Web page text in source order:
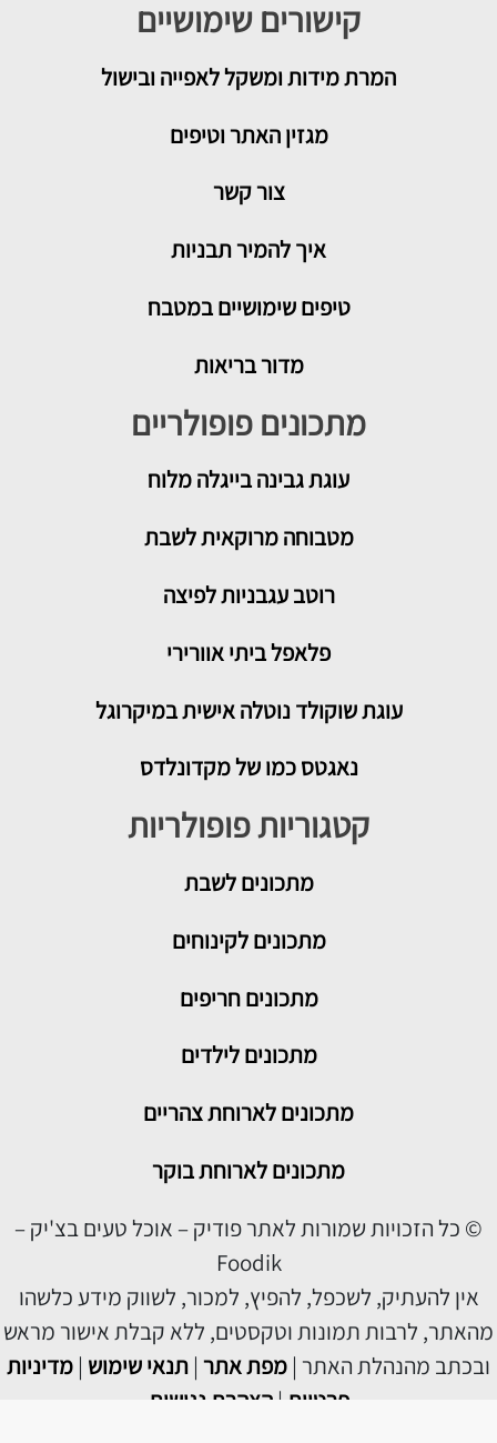
קישורים שימושיים
המרת מידות ומשקל לאפייה ובישול
מגזין האתר וטיפים
צור קשר
איך להמיר תבניות
טיפים שימושיים במטבח
מדור בריאות
מתכונים פופולריים
עוגת גבינה בייגלה מלוח
מטבוחה מרוקאית לשבת
רוטב עגבניות לפיצה
פלאפל ביתי אוורירי
עוגת שוקולד נוטלה אישית במיקרוגל
נאגטס כמו של מקדונלדס
קטגוריות פופולריות
מתכוניםלשבת
מתכונים לקינוחים
מתכונים חריפים
מתכונים לילדים
מתכונים לארוחת צהריים
מתכונים לארוחת בוקר
© כל הזכויות שמורות לאתר פודיק – אוכל טעים בצ'יק –
Foodik
אין להעתיק, לשכפל, להפיץ, למכור, לשווק מידע כלשהו
מהאתר, לרבות תמונות וטקסטים, ללא קבלת אישור מראש
ובכתב מהנהלת האתר | מפת אתר | תנאי שימוש | מדיניות
פרטיות |הצהרת נגישות